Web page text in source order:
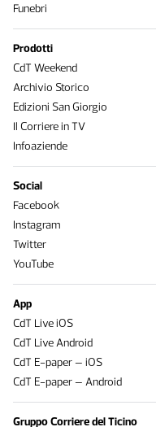
Funebri
Prodotti
CdT Weekend
Archivio Storico
Edizioni San Giorgio
Il Corriere in TV
Infoaziende
Social
Facebook
Instagram
Twitter
YouTube
App
CdT Live iOS
CdT Live Android
CdT E-paper – iOS
CdT E-paper – Android
Gruppo Corriere del Ticino